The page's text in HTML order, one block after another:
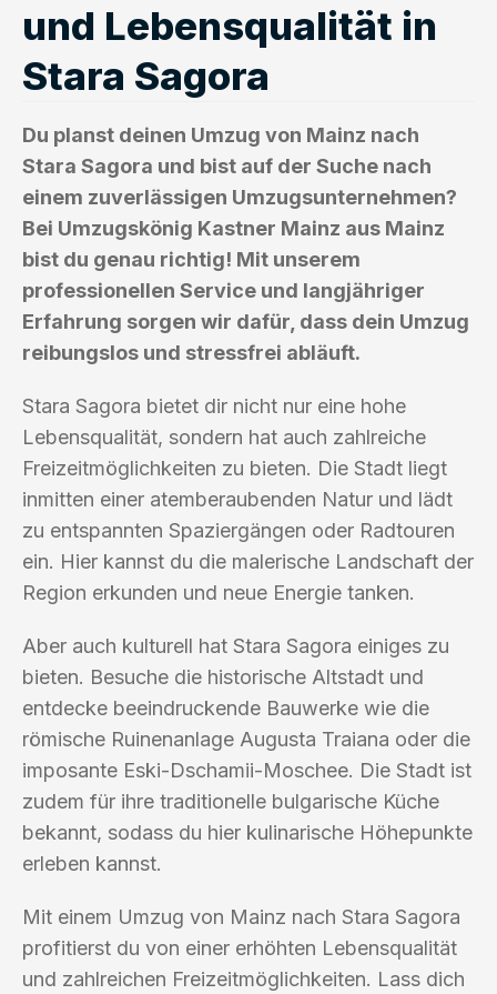
und Lebensqualität in
Stara Sagora
Du planst deinen Umzug von Mainz nach
Stara Sagora und bist auf der Suche nach
einem zuverlässigen Umzugsunternehmen?
Bei Umzugskönig Kastner Mainz aus Mainz
bist du genau richtig! Mit unserem
professionellen Service und langjähriger
Erfahrung sorgen wir dafür, dass dein Umzug
reibungslos und stressfrei abläuft.
Stara Sagora bietet dir nicht nur eine hohe
Lebensqualität, sondern hat auch zahlreiche
Freizeitmöglichkeiten zu bieten. Die Stadt liegt
inmitten einer atemberaubenden Natur und lädt
zu entspannten Spaziergängen oder Radtouren
ein. Hier kannst du die malerische Landschaft der
Region erkunden und neue Energie tanken.
Aber auch kulturell hat Stara Sagora einiges zu
bieten. Besuche die historische Altstadt und
entdecke beeindruckende Bauwerke wie die
römische Ruinenanlage Augusta Traiana oder die
imposante Eski-Dschamii-Moschee. Die Stadt ist
zudem für ihre traditionelle bulgarische Küche
bekannt, sodass du hier kulinarische Höhepunkte
erleben kannst.
Mit einem Umzug von Mainz nach Stara Sagora
profitierst du von einer erhöhten Lebensqualität
und zahlreichen Freizeitmöglichkeiten. Lass dich